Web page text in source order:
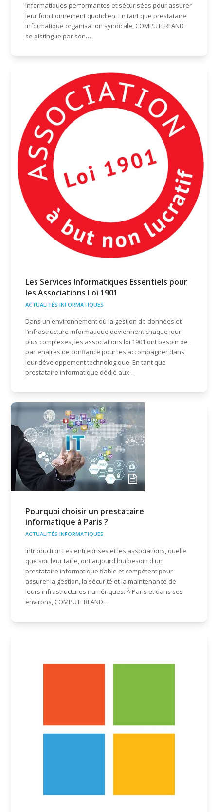
informatiques performantes et sécurisées pour assurer
leur fonctionnement quotidien. En tant que prestataire
informatique organisation syndicale, COMPUTERLAND
se distingue par son…
Les Services Informatiques Essentiels pour
les Associations Loi 1901
ACTUALITÉS INFORMATIQUES
Dans un environnement où la gestion de données et
l’infrastructure informatique deviennent chaque jour
plus complexes, les associations loi 1901 ont besoin de
partenaires de confiance pour les accompagner dans
leur développement technologique. En tant que
prestataire informatique dédié aux…
Pourquoi choisir un prestataire
informatique à Paris ?
ACTUALITÉS INFORMATIQUES
Introduction Les entreprises et les associations, quelle
que soit leur taille, ont aujourd'hui besoin d'un
prestataire informatique fiable et compétent pour
assurer la gestion, la sécurité et la maintenance de
leurs infrastructures numériques. À Paris et dans ses
environs, COMPUTERLAND…